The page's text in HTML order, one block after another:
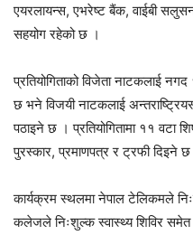
एयरलायन्स, एभरेष्ट बैंक, वाईबी
सहयोग रहेको छ ।
प्रतियोगिताको विजेता नाटकलाई
छ भने विजयी नाटकलाई
पठाइने छ । प्रतियोगितामा ११ वटा
पुरस्कार, प्रमाणपत्र र ट्रफी दिइने
कार्यक्रम स्थलमा नेपाल टेलिकमले
कलेजले निःशुल्क स्वास्थ्य शिविर समेत